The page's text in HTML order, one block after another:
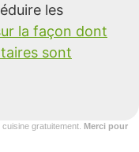
les
la façon dont
sont
gratuitement. Merci pour